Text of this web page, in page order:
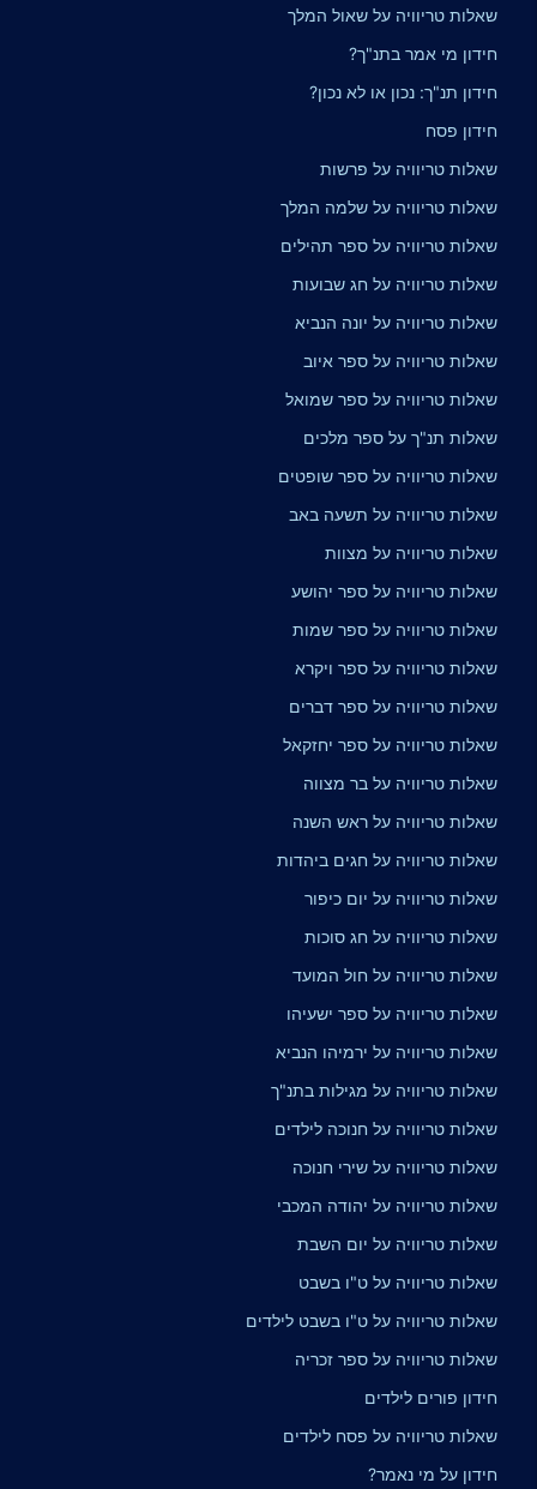
שאלות טריוויה על שאול המלך
חידון מי אמר בתנ"ך?
חידון תנ"ך: נכון או לא נכון?
חידון פסח
שאלות טריוויה על פרשות
שאלות טריוויה על שלמה המלך
שאלות טריוויה על ספר תהילים
שאלות טריוויה על חג שבועות
שאלות טריוויה על יונה הנביא
שאלות טריוויה על ספר איוב
שאלות טריוויה על ספר שמואל
שאלות תנ"ך על ספר מלכים
שאלות טריוויה על ספר שופטים
שאלות טריוויה על תשעה באב
שאלות טריוויה על מצוות
שאלות טריוויה על ספר יהושע
שאלות טריוויה על ספר שמות
שאלות טריוויה על ספר ויקרא
שאלות טריוויה על ספר דברים
שאלות טריוויה על ספר יחזקאל
שאלות טריוויה על בר מצווה
שאלות טריוויה על ראש השנה
שאלות טריוויה על חגים ביהדות
שאלות טריוויה על יום כיפור
שאלות טריוויה על חג סוכות
שאלות טריוויה על חול המועד
שאלות טריוויה על ספר ישעיהו
שאלות טריוויה על ירמיהו הנביא
שאלות טריוויה על מגילות בתנ"ך
שאלות טריוויה על חנוכה לילדים
שאלות טריוויה על שירי חנוכה
שאלות טריוויה על יהודה המכבי
שאלות טריוויה על יום השבת
שאלות טריוויה על ט"ו בשבט
שאלות טריוויה על ט"ו בשבט לילדים
שאלות טריוויה על ספר זכריה
חידון פורים לילדים
שאלות טריוויה על פסח לילדים
חידון על מי נאמר?